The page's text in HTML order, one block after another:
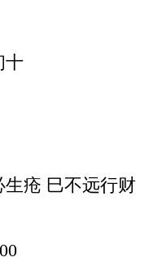
十
生疮 巳不远行财